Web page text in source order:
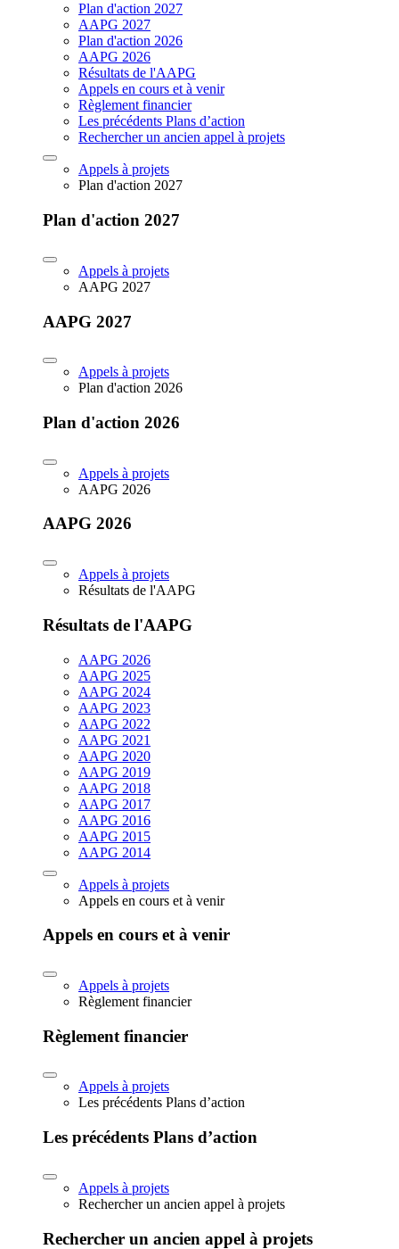
Plan d'action 2027
AAPG 2027
Plan d'action 2026
AAPG 2026
Résultats de l'AAPG
Appels en cours et à venir
Règlement financier
Les précédents Plans d’action
Rechercher un ancien appel à projets
Appels à projets
Plan d'action 2027
Plan d'action 2027
Appels à projets
AAPG 2027
AAPG 2027
Appels à projets
Plan d'action 2026
Plan d'action 2026
Appels à projets
AAPG 2026
AAPG 2026
Appels à projets
Résultats de l'AAPG
Résultats de l'AAPG
AAPG 2026
AAPG 2025
AAPG 2024
AAPG 2023
AAPG 2022
AAPG 2021
AAPG 2020
AAPG 2019
AAPG 2018
AAPG 2017
AAPG 2016
AAPG 2015
AAPG 2014
Appels à projets
Appels en cours et à venir
Appels en cours et à venir
Appels à projets
Règlement financier
Règlement financier
Appels à projets
Les précédents Plans d’action
Les précédents Plans d’action
Appels à projets
Rechercher un ancien appel à projets
Rechercher un ancien appel à projets